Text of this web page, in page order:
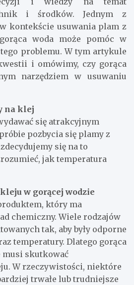
i środków. Jednym z
kontekście usuwania plam z
woda może pomóc w
problemu. W tym artykule
i omówimy, czy gorąca
narzędziem w usuwaniu
na klej
się atrakcyjnym
pozbycia się plamy z
się na to
jak temperatura
w gorącej wodzie
który ma
chemiczny. Wiele rodzajów
tak, aby były odporne
temperatury. Dlatego gorąca
skutkować
W rzeczywistości, niektóre
trwałe lub trudniejsze